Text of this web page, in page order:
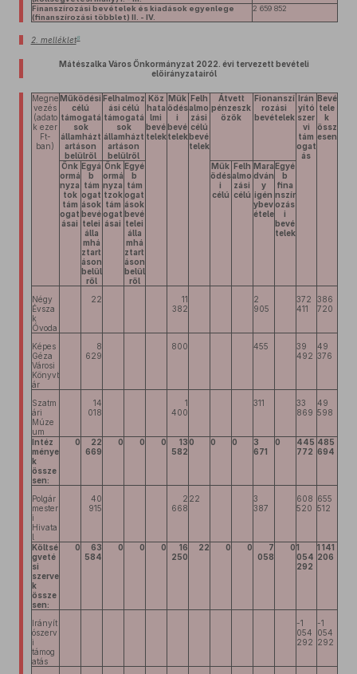
Finanszírozási bevételek és kiadások egyenlege
(finanszírozási többlet) II. - IV.
2 659 852
2. melléklet8
Mátészalka Város Önkormányzat 2022. évi tervezett bevételi
előirányzatairól
Megne
vezés
(adato
k ezer
Ft-
ban)
Működési
célú
támogatá
sok
államházt
artáson
belülről
Felhalmoz
ási célú
támogatá
sok
államházt
artáson
belülről
Köz
hata
lmi
bevé
telek
Műk
ödés
i
bevé
telek
Felh
almo
zási
célú
bevé
telek
Átvett
pénzeszk
özök
Fionanszí
rozási
bevételek
Irán
yító
szer
vi
tám
ogat
ás
Bevé
tele
k
össz
esen
Önk
ormá
nyza
tok
tám
ogat
ásai
Egyá
b
tám
ogat
ások
bevé
telei
álla
mhá
ztart
áson
belül
ről
Önk
ormá
nyza
tzok
tám
ogat
ásai
Egyé
b
tám
ogat
ások
bevé
telei
álla
mhá
ztart
áson
belül
ről
Műk
ödés
i
célú
Felh
almo
zási
célú
Mara
dván
y
igén
ybev
étele
Egyé
b
fina
nszír
ozás
i
bevé
telek
Négy
Évsza
k
Óvoda
22
11
382
2
905
372
411
386
720
Képes
Géza
Városi
Könyvt
ár
8
629
800 455
39
492
49
376
Szatm
ári
Múze
um
14
018
1
400
311
33
869
49
598
Intéz
ménye
k
össze
sen:
0
22
669
0 0 0
13
582
0 0 0
3
671
0
445
772
485
694
Polgár
mester
i
Hivata
l
40
915
2
668
22
3
387
608
520
655
512
Költsé
gveté
si
szerve
k
össze
sen:
0
63
584
0 0 0
16
250
22 0 0
7
058
01
054
292
1 141
206
Irányít
ószerv
i
támog
atás
-1
054
292
-1
054
292